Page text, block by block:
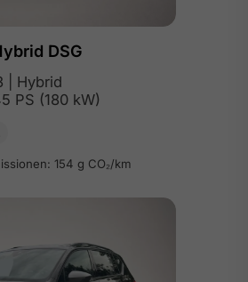
DSG
| Hybrid
PS (180 kW)
154 g CO₂/km